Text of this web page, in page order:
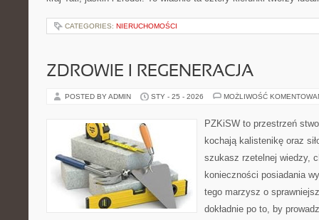
CATEGORIES: NIERUCHOMOŚCI
ZDROWIE I REGENERACJA
POSTED BY ADMIN STY - 25 - 2026 MOŻLIWOŚĆ
PZKiSW to przestrzeń
kochają kalistenikę oraz
szukasz rzetelnej wiedzy,
konieczności posiadania
tego marzysz o
dokładnie po to, by